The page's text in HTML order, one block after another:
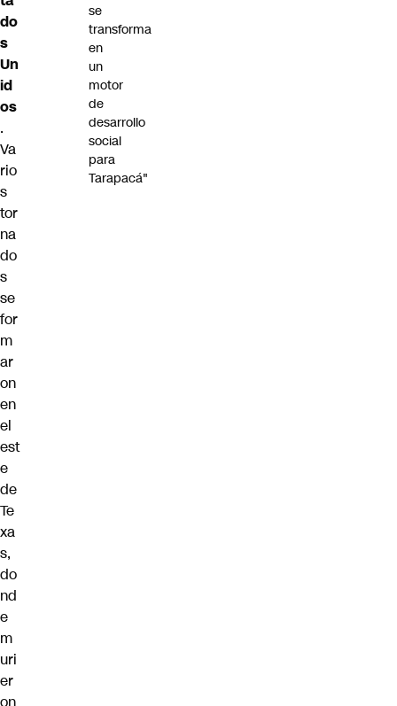
do
s
Un
id
os
.
Va
rio
s
tor
na
do
s
se
for
m
ar
on
en
el
est
e
de
Te
xa
s,
do
nd
e
m
uri
er
on
se
transforma
en
un
motor
de
desarrollo
social
para
Tarapacá"